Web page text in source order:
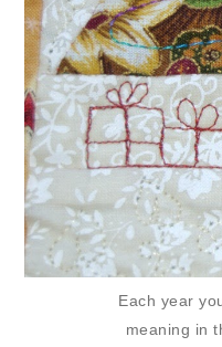
Each year
meaning in